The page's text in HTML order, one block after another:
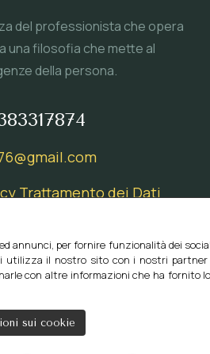
del professionista che opera
una filosofia che mette al
della persona.
Trattamento dei Dati
annunci, per fornire funzionalità dei
utilizza il nostro sito con i nostri partner
con altre informazioni che ha fornito
sui cookie